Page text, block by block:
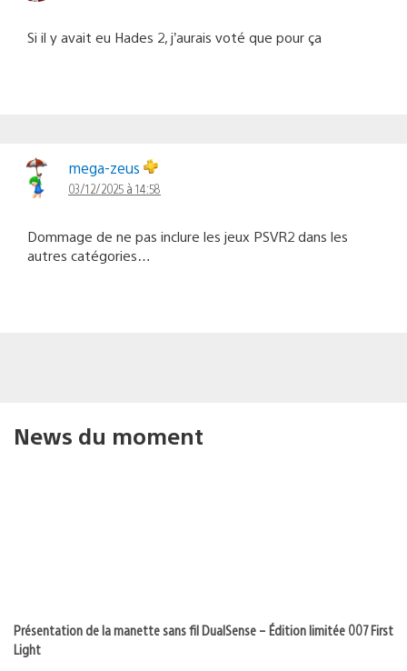
Si il y avait eu Hades 2, j’aurais voté que pour ça
mega-zeus
03/12/2025 à 14:58
Dommage de ne pas inclure les jeux PSVR2 dans les
autres catégories…
News du moment
Présentation de la manette sans fil DualSense – Édition limitée 007 First
Light